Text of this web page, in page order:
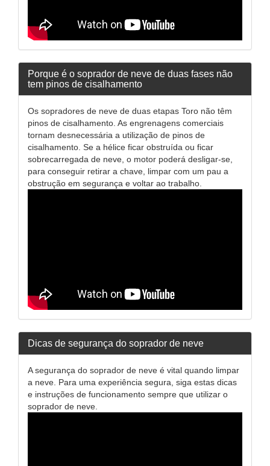
Porque é o soprador de neve de duas fases não
tem pinos de cisalhamento
Os sopradores de neve de duas etapas Toro não têm
pinos de cisalhamento. As engrenagens comerciais
tornam desnecessária a utilização de pinos de
cisalhamento. Se a hélice ficar obstruída ou ficar
sobrecarregada de neve, o motor poderá desligar-se,
para conseguir retirar a chave, limpar com um pau a
obstrução em segurança e voltar ao trabalho.
Dicas de segurança do soprador de neve
A segurança do soprador de neve é vital quando limpar
a neve. Para uma experiência segura, siga estas dicas
e instruções de funcionamento sempre que utilizar o
soprador de neve.